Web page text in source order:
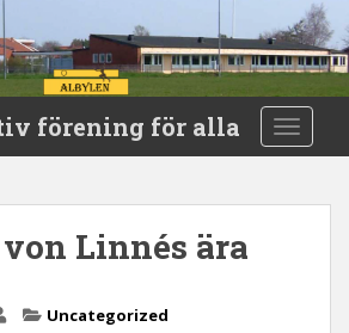
förening för alla
Linnés ära
Uncategorized